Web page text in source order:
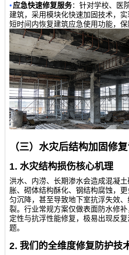
•应急快速修复服务：针对学校、医
建筑，采用模块化快速加固技术，
短时间内恢复建筑应急使用功能，保
（三）水灾后结构加固修
1.水灾结构损伤核心机理
洪水、内涝、长期渗水会造成混凝
胀、砌体结构酥化、钢结构腐蚀，
匀沉降，甚至导致地下室抗浮失效
裂。行业常规方案仅做表面防水修
定性与抗浮性能修复，极易出现反
题。
2.我们的全维度修复防护技